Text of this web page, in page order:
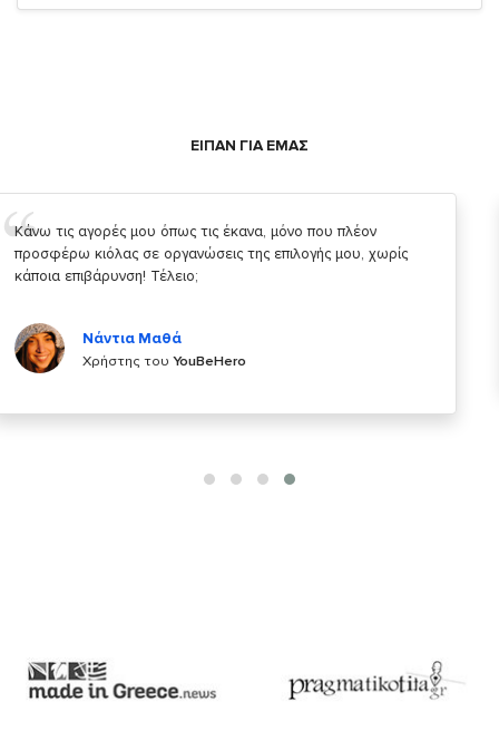
ΕΙΠΑΝ ΓΙΑ ΕΜΑΣ
Σας ευχαριστώ που μας δίνετε την δυνατότητα να κάνουμε
κάτι!
Χρήστης του